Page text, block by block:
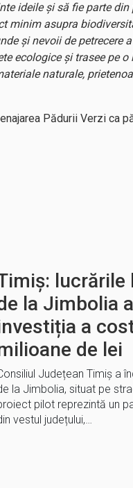
ideile și să fie parte
minim asupra
și nevoii de petrecere
ecologice și trasee pe
naturale,
Pădurii Verzi ca
lucrările
la Jimbolia
a
de lei
Județean Timiș a
la Jimbolia, situat pe
pilot reprezintă un
vestul județului,…